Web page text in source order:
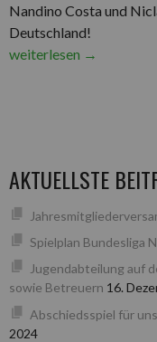
Nandino Costa und
Deutschland!
„Unsere
weiterlesen →
AKTUELLSTE
Spielplan Bundesliga
Jugendabteilung auf
sowie Betreuern 16.
Abschiedsspiel für
2024